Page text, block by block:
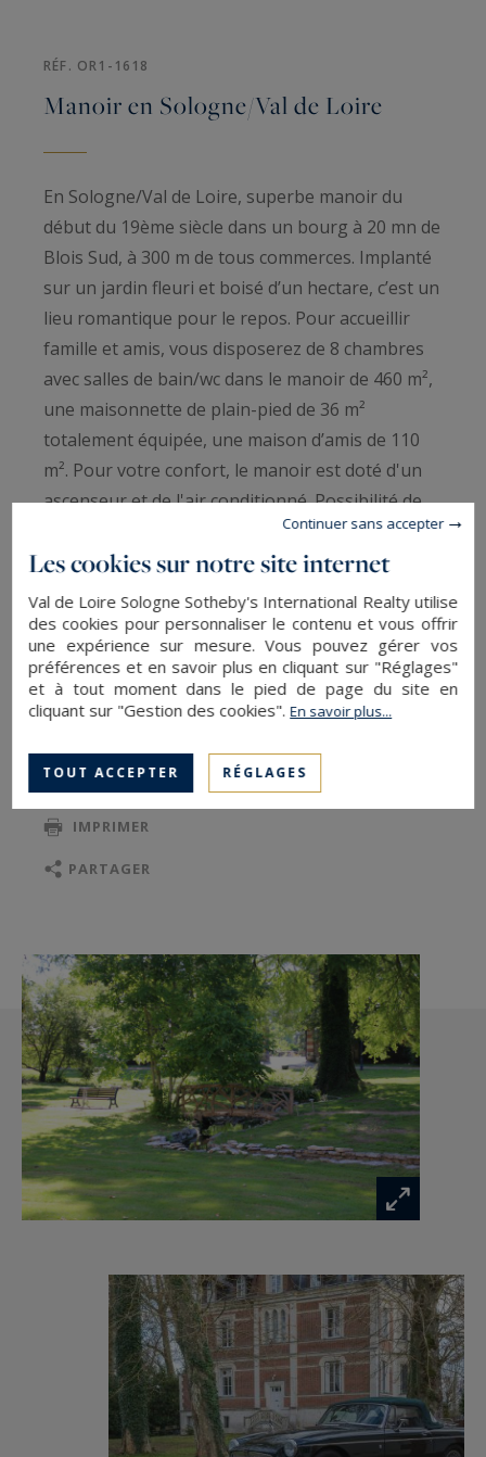
RÉF. OR1-1618
Manoir en Sologne/Val de Loire
En Sologne/Val de Loire, superbe manoir du
début du 19ème siècle dans un bourg à 20 mn de
Blois Sud, à 300 m de tous commerces. Implanté
sur un jardin fleuri et boisé d’un hectare, c’est un
lieu romantique pour le repos. Pour accueillir
famille et amis, vous disposerez de 8 chambres
avec salles de bain/wc dans le manoir de 460 m²,
une maisonnette de plain-pied de 36 m²
totalement équipée, une maison d’amis de 110
m². Pour votre confort, le manoir est doté d'un
ascenseur et de l'air conditionné. Possibilité de
construire une piscine. Cette propriété peut
également fonctionner en chambres d’hôtes,
hôtel ou restaurant. Situation : 2 h de Paris, 10
mn d'un golf 18 trous, à proximité des célèbres
châteaux de la Loire et d'un parc animalier.
Véhicules prêtés par la société CL Classic,
spécialiste de la vente de voitures de collection.
Sologne
Contact : DURAND Nathalie
Téléphone 06 48 48 70 83
Agent Commercial RSAC 519 502 330
bien est exposé sont disponibles sur :
www.georisques.gouv.fr
LIRE LA SUITE
IMPRIMER
PARTAGER
Les cookies sur notre site internet
Val de Loire Sologne Sotheby's International Realty utilise
des cookies pour personnaliser le contenu et vous offrir
une expérience sur mesure. Vous pouvez gérer vos
préférences et en savoir plus en cliquant sur "Réglages"
et à tout moment dans le pied de page du site en
cliquant sur "Gestion des cookies".En savoir plus...
TOUT ACCEPTER RÉGLAGES
Continuer sans accepter